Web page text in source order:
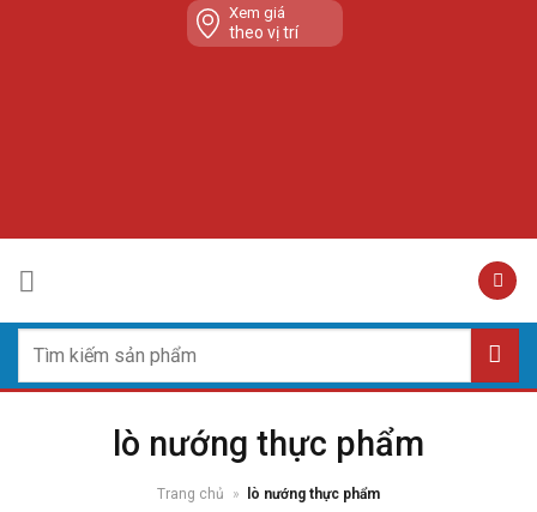
Xem giá
theo vị trí
kiếm:
lò nướng thực phẩm
Trang chủ » lò nướng thực phẩm